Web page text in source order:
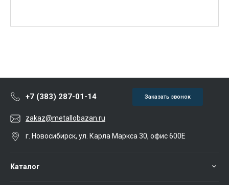
+7 (383) 287-01-14 Заказать звонок
zakaz@metallobazan.ru
г. Новосибирск, ул. Карла Маркса 30, офис 600Е
Каталог